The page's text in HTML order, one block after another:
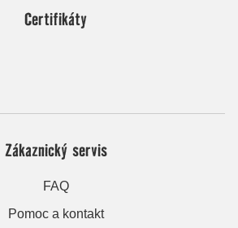
Certifikáty
Zákaznický servis
FAQ
Pomoc a kontakt